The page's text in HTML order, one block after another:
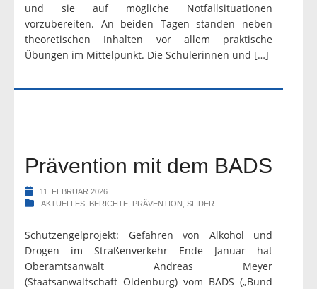
und sie auf mögliche Notfallsituationen
vorzubereiten. An beiden Tagen standen neben
theoretischen Inhalten vor allem praktische
Übungen im Mittelpunkt. Die Schülerinnen und […]
Prävention mit dem BADS
11. FEBRUAR 2026
AKTUELLES BERICHTE PRÄVENTION SLIDER
Schutzengelprojekt: Gefahren von Alkohol und
Drogen im Straßenverkehr Ende Januar hat
Oberamtsanwalt Andreas Meyer
(Staatsanwaltschaft Oldenburg) vom BADS („Bund